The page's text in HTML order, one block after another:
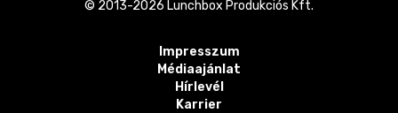
© 2013-2026 Lunchbox Produkciós Kft.
Impresszum
Médiaajánlat
Hírlevél
Karrier